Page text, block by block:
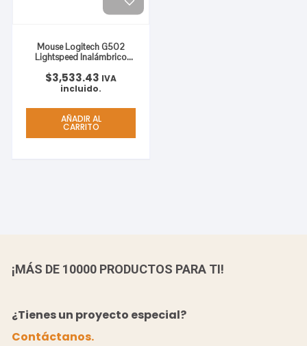
Mouse Logitech G502
Lightspeed Inalámbrico
$3,533.43 IVA
incluido.
AÑADIR AL
CARRITO
¡MÁS DE 10000 PRODUCTOS PARA TI!
¿Tienes un proyecto especial?
Contáctanos.